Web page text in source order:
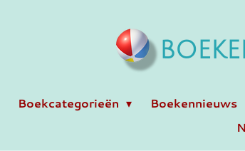
Boekcategorieën Boekennieuws